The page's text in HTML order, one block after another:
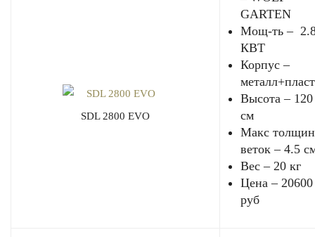
SDL 2800 EVO
GARTEN
Мощ-ть –
КВТ
Корпус –
Высота – 120
см
Макс
веток – 4.5
Вес – 20 кг
Цена – 20600
руб